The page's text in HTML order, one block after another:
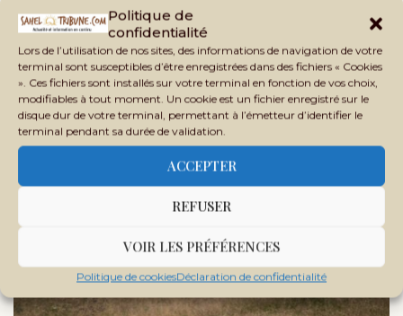
Politique de
confidentialité
Lors de l’utilisation de nos sites, des informations de navigation de votre
terminal sont susceptibles d’être enregistrées dans des fichiers « Cookies
». Ces fichiers sont installés sur votre terminal en fonction de vos choix,
modifiables à tout moment. Un cookie est un fichier enregistré sur le
disque dur de votre terminal, permettant à l’émetteur d’identifier le
terminal pendant sa durée de validation.
ACCEPTER
REFUSER
VOIR LES PRÉFÉRENCES
Politique de cookiesDéclaration de confidentialité
Sahel Tribune est un site d’informations générales,
d’analyses, d’enquêtes et de vérification des faits,
crée en 2020 au Mali, sous le nom Phileingora. C’est
en 2021 que ce nom bascule vers Sahel Tribune afin
d’offrir un contenu plus adapté à nos lecteurs et
partenaires.
DANS LA MÊME RUBRIQUE